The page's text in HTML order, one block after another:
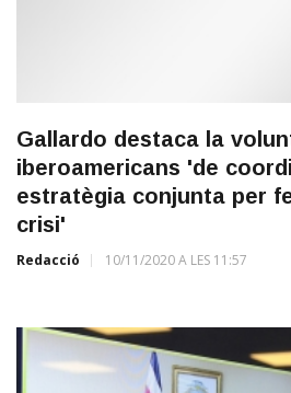
Gallardo destaca la
iberoamericans 'de
estratègia conjunta per
crisi'
Redacció 10/11/2020 A LES 11:57